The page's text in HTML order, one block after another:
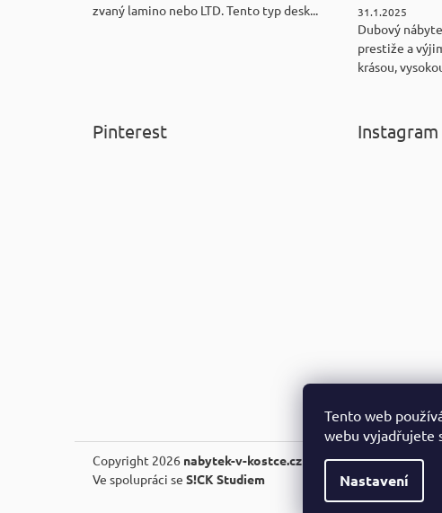
Tento web
webu vyjadřujete
Nastavení
zvaný lamino nebo LTD. Tento typ desk...
31.1.2025
Dubový
prestiže a
krásou,
Pinterest Instagram
Copyright 2026 nabytek-v-kostce.cz . Všechna práva vyhrazena.
Ve spolupráci se S!CK Studiem